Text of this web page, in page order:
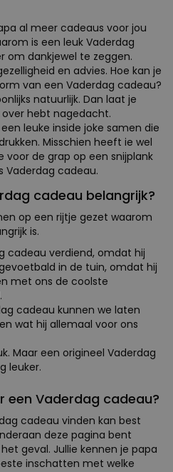
al meer cadeaus voor jou
is een leuk Vaderdag
dankjewel te zeggen.
en advies. Hoe kan je
van een Vaderdag cadeau?
natuurlijk. Dan laat je
hebt nagedacht.
leuke inside joke samen die
Misschien heeft ie wel
voor de grap op een snijplank
Vaderdag cadeau.
cadeau belangrijk?
op een rijtje gezet waarom
is.
cadeau verdiend, omdat hij
in de tuin, omdat hij
met ons de coolste
cadeau kunnen we laten
wat hij allemaal voor ons
Maar een origineel Vaderdag
leuker.
een Vaderdag cadeau?
cadeau vinden kan best
deze pagina bent
geval. Jullie kennen je papa
inschatten met welke